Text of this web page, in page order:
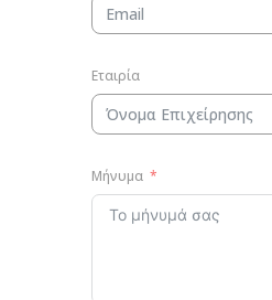
Εταιρία
Μήνυμα